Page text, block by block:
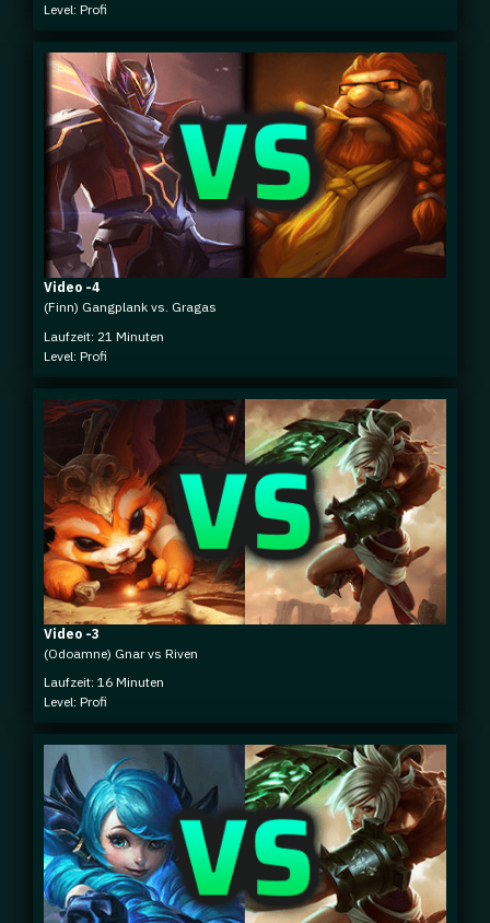
Level: Profi
Video -4
(Finn) Gangplank vs. Gragas
Laufzeit: 21 Minuten
Level: Profi
Video -3
(Odoamne) Gnar vs Riven
Laufzeit: 16 Minuten
Level: Profi